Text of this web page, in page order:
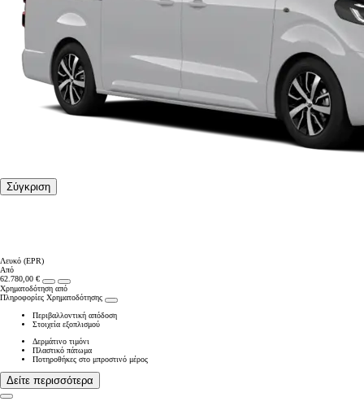
Σύγκριση
Λευκό (EPR)
Από
62.780,00 €
Χρηματοδότηση από
Πληροφορίες Χρηματοδότησης
Περιβαλλοντική απόδοση
Στοιχεία εξοπλισμού
Δερμάτινο τιμόνι
Πλαστικό πάτωμα
Ποτηροθήκες στο μπροστινό μέρος
Δείτε περισσότερα